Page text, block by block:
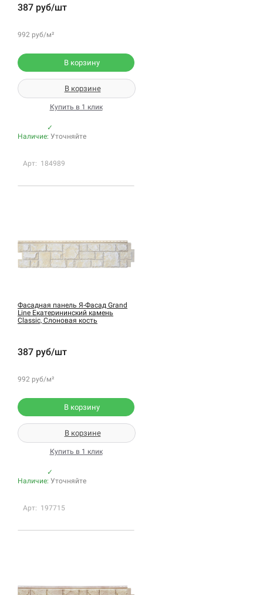
387 руб/шт
992 руб/м²
В корзину
В корзине
Купить в 1 клик
✓
Наличие: Уточняйте
Арт: 184989
Фасадная панель Я-Фасад Grand
Line Екатерининский камень
Classic, Слоновая кость
387 руб/шт
992 руб/м²
В корзину
В корзине
Купить в 1 клик
✓
Наличие: Уточняйте
Арт: 197715